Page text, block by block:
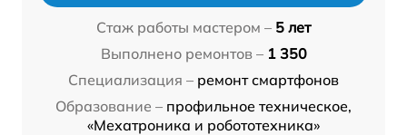
Стаж работы мастером – 5 лет
Выполнено ремонтов – 1 350
Специализация – ремонт смартфонов
Образование – профильное техническое,
«Мехатроника и робототехника»